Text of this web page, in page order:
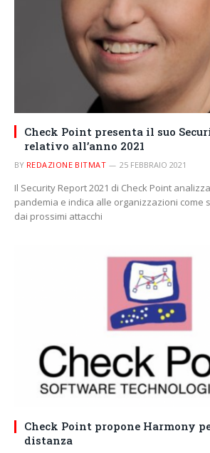
Check Point presenta il suo
relativo all’anno 2021
BY REDAZIONE BITMAT 25 FEBBRAIO 2021
Il Security Report 2021 di Check Point
pandemia e indica alle organizzazioni come
dai prossimi attacchi
Check Point propone Harmony
distanza